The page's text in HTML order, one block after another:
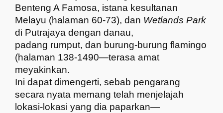
Benteng A Famosa, istana kesultanan
Melayu (halaman 60-73), dan Wetlands Park
di Putrajaya dengan danau,
padang rumput, dan burung-burung flamingo
(halaman 138-1490—terasa amat
meyakinkan.
Ini dapat dimengerti, sebab pengarang
secara nyata memang telah menjelajah
lokasi-lokasi yang dia paparkan—